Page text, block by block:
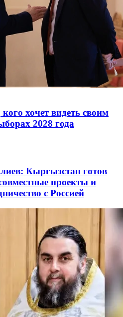
хочет видеть своим
2028 года
Кыргызстан готов
проекты и
с Россией